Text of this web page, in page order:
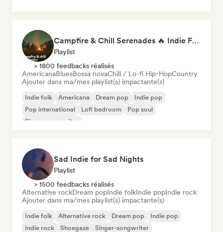
Campfire & Chill Serenades 🔥 Indie Folk, Acoustic & Singer-Songwriter
Playlist
> 1800 feedbacks réalisés
AmericanaBluesBossa novaChill / Lo-fi Hip-HopCountry
Ajouter dans ma/mes playlist(s) impactante(s)
Indie folk Americana Dream pop
Indie pop
Pop international
Lofi bedroom
Pop soul
Singer-songwriter
Sad Indie for Sad Nights
Playlist
> 1500 feedbacks réalisés
Alternative rockDream popIndie folkIndie popIndie rock
Ajouter dans ma/mes playlist(s) impactante(s)
Indie folk Alternative rock Dream pop
Indie pop
Indie rock
Shoegaze
Singer-songwriter